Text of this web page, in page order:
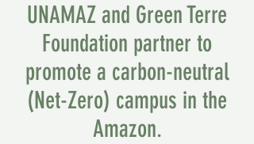
UNAMAZ and Green Terre
Foundation partner to
promote a carbon-neutral
(Net-Zero) campus in the
Amazon.